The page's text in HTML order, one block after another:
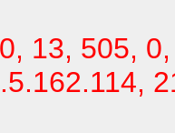
13, 505,